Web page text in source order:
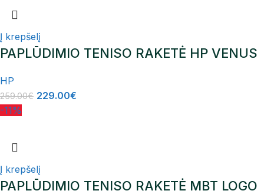
Į krepšelį
PAPLŪDIMIO TENISO RAKETĖ HP VENUS
HP
259.00€ 229.00€
-11%
Į krepšelį
PAPLŪDIMIO TENISO RAKETĖ MBT LOGO